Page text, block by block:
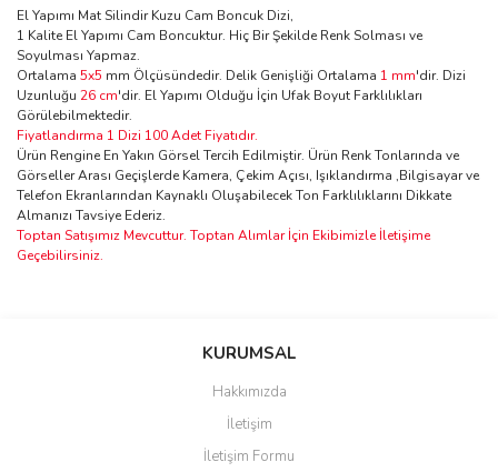
El Yapımı Mat Silindir Kuzu Cam Boncuk Dizi,
1 Kalite El Yapımı Cam Boncuktur. Hiç Bir Şekilde Renk Solması ve
Soyulması Yapmaz.
Ortalama 5x5 mm Ölçüsündedir. Delik Genişliği Ortalama 1 mm'dir. Dizi
Uzunluğu 26 cm'dir. El Yapımı Olduğu İçin Ufak Boyut Farklılıkları
Görülebilmektedir.
Fiyatlandırma 1 Dizi 100 Adet Fiyatıdır.
Ürün Rengine En Yakın Görsel Tercih Edilmiştir. Ürün Renk Tonlarında ve
Görseller Arası Geçişlerde Kamera, Çekim Açısı, Işıklandırma ,Bilgisayar ve
Telefon Ekranlarından Kaynaklı Oluşabilecek Ton Farklılıklarını Dikkate
Almanızı Tavsiye Ederiz.
Toptan Satışımız Mevcuttur. Toptan Alımlar İçin Ekibimizle İletişime
Geçebilirsiniz.
Bu ürüne ilk yorumu siz yapın!
Yorum Yaz
Ürün resmi kalitesiz, bozuk veya görüntülenemiyor.
Ürün açıklamasında eksik bilgiler bulunuyor.
KURUMSAL
Hakkımızda
İletişim
İletişim Formu